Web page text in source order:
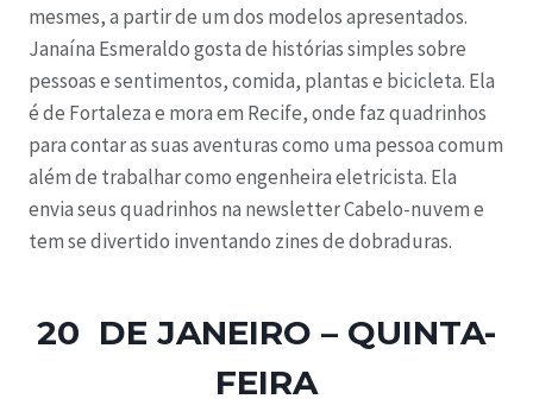
mesmes, a partir de um dos modelos apresentados.
Janaína Esmeraldo gosta de histórias simples sobre
pessoas e sentimentos, comida, plantas e bicicleta. Ela
é de Fortaleza e mora em Recife, onde faz quadrinhos
para contar as suas aventuras como uma pessoa comum
além de trabalhar como engenheira eletricista. Ela
envia seus quadrinhos na newsletter Cabelo-nuvem e
tem se divertido inventando zines de dobraduras.
20 DE JANEIRO – QUINTA-
FEIRA